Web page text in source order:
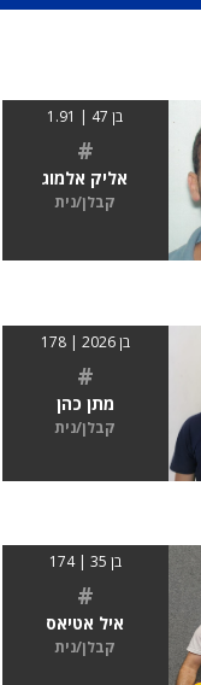
בן 47 | 1.91
#
אליק אלמוג
קבלן/נית
בן 2026 | 178
#
מתן כהן
קבלן/נית
בן 35 | 174
#
איל אטיאס
קבלן/נית